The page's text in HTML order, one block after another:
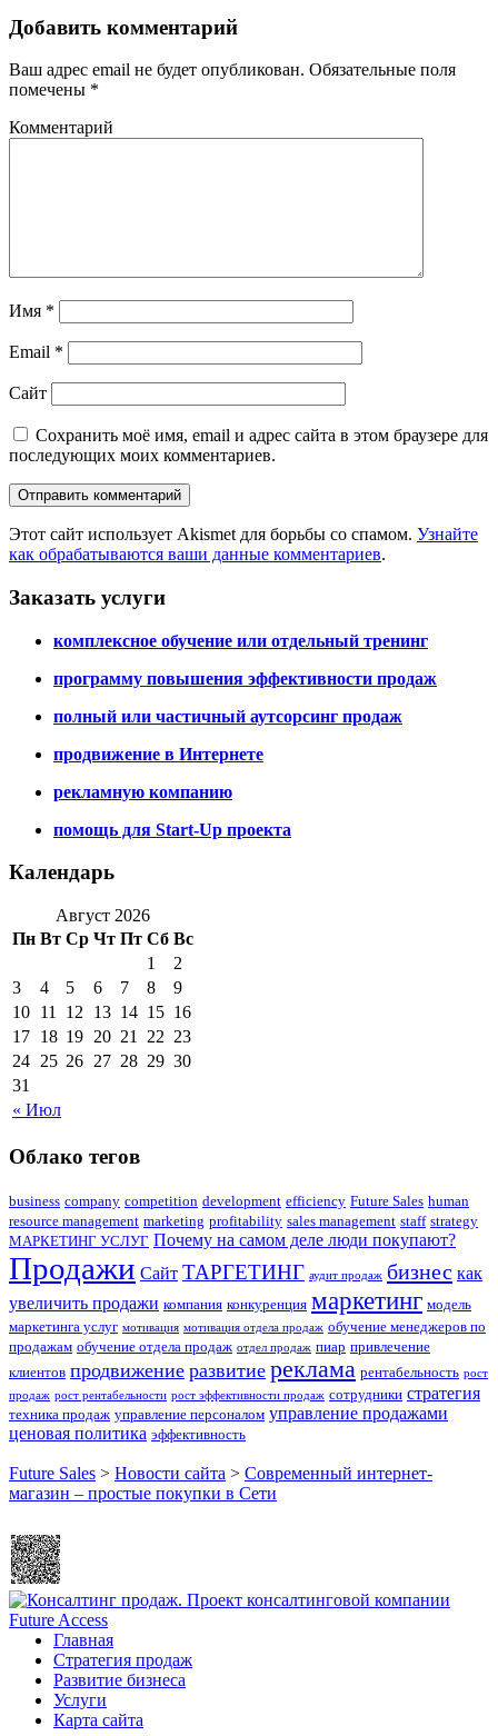
Добавить комментарий
Ваш адрес email не будет опубликован. Обязательные поля
помечены *
Комментарий
Имя *
Email *
Сайт
Сохранить моё имя, email и адрес сайта в этом браузере для
последующих моих комментариев.
Этот сайт использует Akismet для борьбы со спамом. Узнайте
как обрабатываются ваши данные комментариев.
Заказать услуги
комплексное обучение или отдельный тренинг
программу повышения эффективности продаж
полный или частичный аутсорсинг продаж
продвижение в Интернете
рекламную компанию
помощь для Start-Up проекта
Календарь
Август 2026
Пн Вт Ср Чт Пт Сб Вс
« Июл
1
2
3
4 5 6 7 8
9
10 11 12 13 14 15 16
17 18 19 20 21 22 23
24 25 26 27 28 29 30
31
Облако тегов
business company competition development efficiency Future Sales human
resource management marketing profitability sales management staff strategy
МАРКЕТИНГ УСЛУГ Почему на самом деле люди покупают?
Продажи Сайт ТАРГЕТИНГ аудит продаж бизнес как
увеличить продажи компания конкуренция маркетинг модель
маркетинга услуг мотивация мотивация отдела продаж обучение менеджеров по
продажам обучение отдела продаж отдел продаж пиар привлечение
клиентов продвижение развитие реклама рентабельность рост
продаж рост рентабельности рост эффективности продаж сотрудники стратегия
техника продаж управление персоналом управление продажами
ценовая политика эффективность
Future Sales > Новости сайта > Современный интернет-
магазин – простые покупки в Сети
Главная
Стратегия продаж
Развитие бизнеса
Услуги
Карта сайта